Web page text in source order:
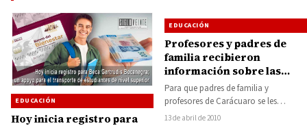
EDUCACIÓN
Hoy inicia registro para
EDUCACIÓN
Profesores y padres de
familia recibieron
información sobre las
“Escuelas de Calidad”
Para que padres de familia y
profesores de Carácuaro se les
brindara información sobre el
13 de abril de 2010